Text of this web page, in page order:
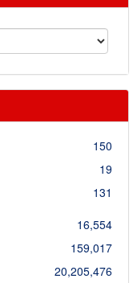
150
19
131
16,554
159,017
20,205,476